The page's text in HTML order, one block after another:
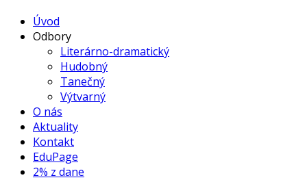
Úvod
Odbory
Literárno-dramatický
Hudobný
Tanečný
Výtvarný
O nás
Aktuality
Kontakt
EduPage
2% z dane